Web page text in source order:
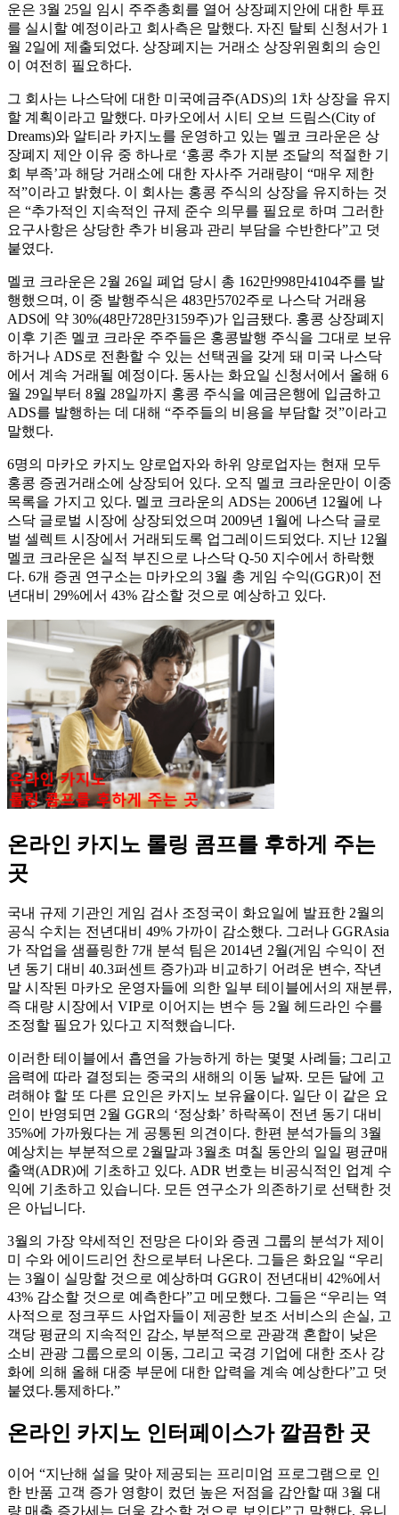
운은 3월 25일 임시 주주총회를 열어 상장폐지안에 대한 투표
를 실시할 예정이라고 회사측은 말했다. 자진 탈퇴 신청서가 1
월 2일에 제출되었다. 상장폐지는 거래소 상장위원회의 승인
이 여전히 필요하다.
그 회사는 나스닥에 대한 미국예금주(ADS)의 1차 상장을 유지
할 계획이라고 말했다. 마카오에서 시티 오브 드림스(City of
Dreams)와 알티라 카지노를 운영하고 있는 멜코 크라운은 상
장폐지 제안 이유 중 하나로 ‘홍콩 추가 지분 조달의 적절한 기
회 부족’과 해당 거래소에 대한 자사주 거래량이 “매우 제한
적”이라고 밝혔다. 이 회사는 홍콩 주식의 상장을 유지하는 것
은 “추가적인 지속적인 규제 준수 의무를 필요로 하며 그러한
요구사항은 상당한 추가 비용과 관리 부담을 수반한다”고 덧
붙였다.
멜코 크라운은 2월 26일 폐업 당시 총 162만998만4104주를 발
행했으며, 이 중 발행주식은 483만5702주로 나스닥 거래용
ADS에 약 30%(48만728만3159주)가 입금됐다. 홍콩 상장폐지
이후 기존 멜코 크라운 주주들은 홍콩발행 주식을 그대로 보유
하거나 ADS로 전환할 수 있는 선택권을 갖게 돼 미국 나스닥
에서 계속 거래될 예정이다. 동사는 화요일 신청서에서 올해 6
월 29일부터 8월 28일까지 홍콩 주식을 예금은행에 입금하고
ADS를 발행하는 데 대해 “주주들의 비용을 부담할 것”이라고
말했다.
6명의 마카오 카지노 양로업자와 하위 양로업자는 현재 모두
홍콩 증권거래소에 상장되어 있다. 오직 멜코 크라운만이 이중
목록을 가지고 있다. 멜코 크라운의 ADS는 2006년 12월에 나
스닥 글로벌 시장에 상장되었으며 2009년 1월에 나스닥 글로
벌 셀렉트 시장에서 거래되도록 업그레이드되었다. 지난 12월
멜코 크라운은 실적 부진으로 나스닥 Q-50 지수에서 하락했
다. 6개 증권 연구소는 마카오의 3월 총 게임 수익(GGR)이 전
년대비 29%에서 43% 감소할 것으로 예상하고 있다.
온라인 카지노 롤링 콤프를 후하게 주는
곳
국내 규제 기관인 게임 검사 조정국이 화요일에 발표한 2월의
공식 수치는 전년대비 49% 가까이 감소했다. 그러나 GGRAsia
가 작업을 샘플링한 7개 분석 팀은 2014년 2월(게임 수익이 전
년 동기 대비 40.3퍼센트 증가)과 비교하기 어려운 변수, 작년
말 시작된 마카오 운영자들에 의한 일부 테이블에서의 재분류,
즉 대량 시장에서 VIP로 이어지는 변수 등 2월 헤드라인 수를
조정할 필요가 있다고 지적했습니다.
이러한 테이블에서 흡연을 가능하게 하는 몇몇 사례들; 그리고
음력에 따라 결정되는 중국의 새해의 이동 날짜. 모든 달에 고
려해야 할 또 다른 요인은 카지노 보유율이다. 일단 이 같은 요
인이 반영되면 2월 GGR의 ‘정상화’ 하락폭이 전년 동기 대비
35%에 가까웠다는 게 공통된 의견이다. 한편 분석가들의 3월
예상치는 부분적으로 2월말과 3월초 며칠 동안의 일일 평균매
출액(ADR)에 기초하고 있다. ADR 번호는 비공식적인 업계 수
익에 기초하고 있습니다. 모든 연구소가 의존하기로 선택한 것
은 아닙니다.
3월의 가장 약세적인 전망은 다이와 증권 그룹의 분석가 제이
미 수와 에이드리언 찬으로부터 나온다. 그들은 화요일 “우리
는 3월이 실망할 것으로 예상하며 GGR이 전년대비 42%에서
43% 감소할 것으로 예측한다”고 메모했다. 그들은 “우리는 역
사적으로 정크푸드 사업자들이 제공한 보조 서비스의 손실, 고
객당 평균의 지속적인 감소, 부분적으로 관광객 혼합이 낮은
소비 관광 그룹으로의 이동, 그리고 국경 기업에 대한 조사 강
화에 의해 올해 대중 부문에 대한 압력을 계속 예상한다”고 덧
붙였다.통제하다.”
온라인 카지노 인터페이스가 깔끔한 곳
이어 “지난해 설을 맞아 제공되는 프리미엄 프로그램으로 인
한 반품 고객 증가 영향이 컸던 높은 저점을 감안할 때 3월 대
량 매출 증가세는 더욱 감소할 것으로 보인다”고 말했다. 유니